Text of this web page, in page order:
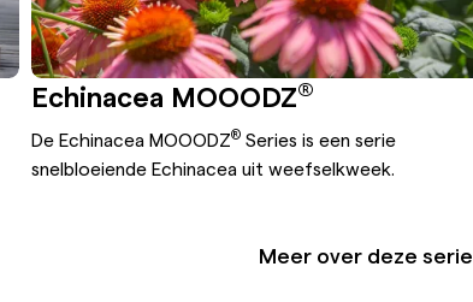
Echinacea MOOODZ®
De Echinacea MOOODZ®Series is een serie
snelbloeiende Echinacea uit weefselkweek.
Meer over deze serie